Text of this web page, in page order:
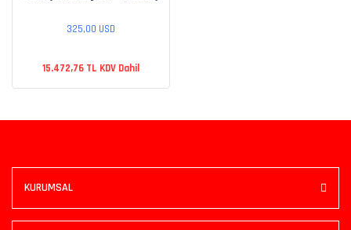
325,00 USD
15.472,76 TL KDV Dahil
KURUMSAL